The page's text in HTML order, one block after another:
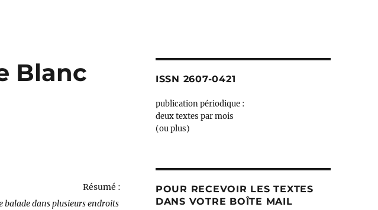
Blanc
Résumé :
balade dans plusieurs endroits
ISSN 2607-0421
publication périodique :
deux textes par mois
(ou plus)
POUR RECEVOIR LES TEXTES
DANS VOTRE BOÎTE MAIL